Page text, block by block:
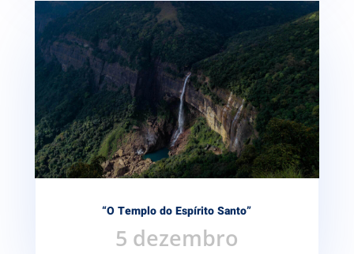
“O Templo do Espírito Santo”
5 dezembro